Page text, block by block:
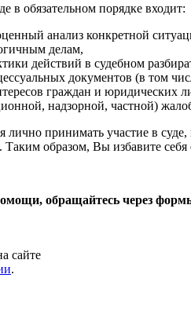
в обязательном порядке входит:
анализ конкретной
делам,
действий в судебном
документов (в том
граждан и юридических
надзорной, частной)
лично принимать участие в
образом, Вы избавите
обращайтесь через
сайте
.